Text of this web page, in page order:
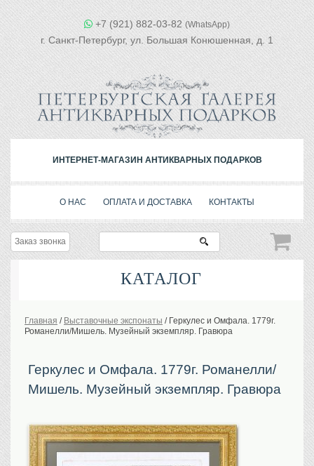
+7 (921) 882-03-82 (WhatsApp)
г. Санкт-Петербург, ул. Большая Конюшенная, д. 1
ИНТЕРНЕТ-МАГАЗИН АНТИКВАРНЫХ ПОДАРКОВ
О НАС ОПЛАТА И ДОСТАВКА КОНТАКТЫ
Заказ звонка
КАТАЛОГ
империи. Обычаи
Предметы VIP
Портреты царской семьи
Москва
Санкт-Петербург
Главная / Выставочные экспонаты / Геркулес и Омфала. 1779г.
Романелли/Мишель. Музейный экземпляр. Гравюра
Геркулес и Омфала. 1779г. Романелли/
Мишель. Музейный экземпляр. Гравюра